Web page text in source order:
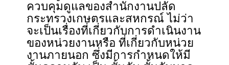
ควบคุมดูแลของสำนักงานปลัด
กระทรวงเกษตรและสหกรณ์ ไม่ว่า
จะเป็นเรื่องที่เกี่ยวกับการดำเนินงาน
ของหน่วยงานหรือ ที่เกี่ยวกับหน่วย
งานภายนอก ซึ่งมีการกำหนดให้มี